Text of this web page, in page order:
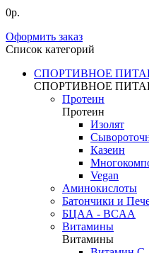
0р.
Оформить заказ
Список категорий
СПОРТИВНОЕ
СПОРТИВНОЕ
Протеин
Протеин
Изолят
Казеин
Vegan
Аминокислоты
Батончики и
БЦАА - BCAA
Витамины
Витамины